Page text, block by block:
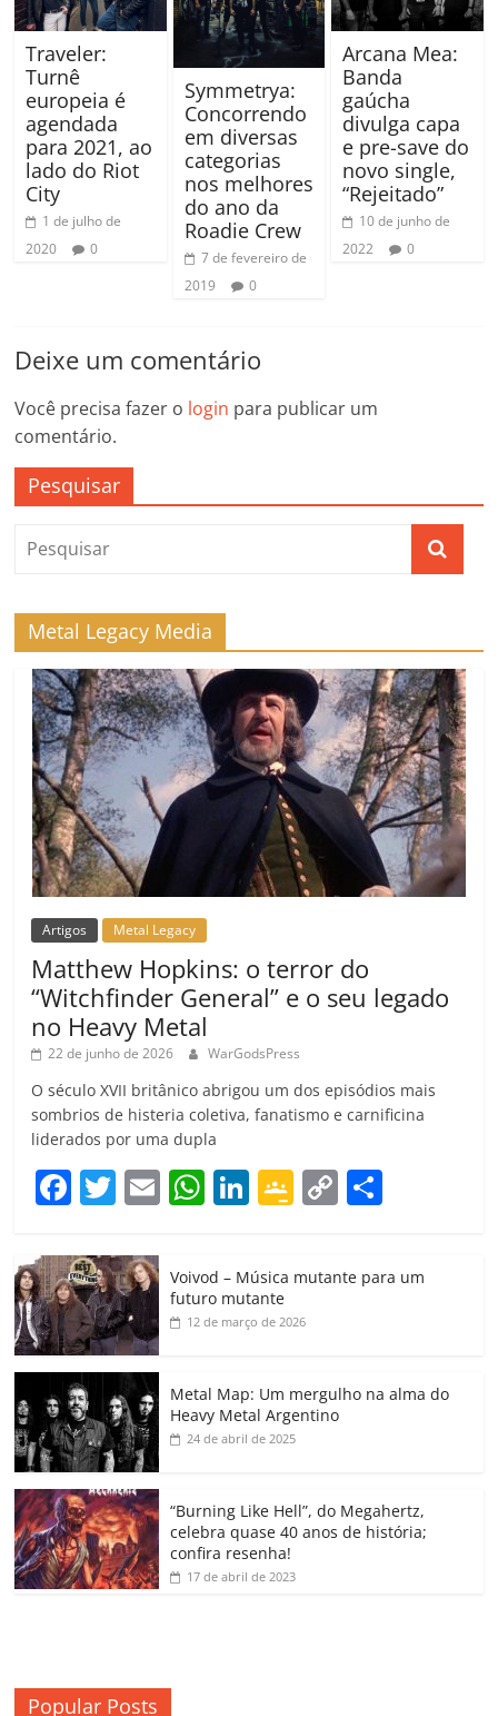
Traveler:
Turnê
europeia é
agendada
para 2021, ao
lado do Riot
City
1 de julho de
2020
0
Symmetrya:
Concorrendo
em diversas
categorias
nos melhores
do ano da
Roadie Crew
7 de fevereiro de
2019
0
Arcana Mea:
Banda
gaúcha
divulga capa
e pre-save do
novo single,
“Rejeitado”
10 de junho de
2022
0
Deixe um comentário
Você precisa fazer o login para publicar um
comentário.
Pesquisar
Metal Legacy Media
Artigos Metal Legacy
Matthew Hopkins: o terror do
“Witchfinder General” e o seu legado
no Heavy Metal
22 de junho de 2026 WarGodsPress
O século XVII britânico abrigou um dos episódios mais
sombrios de histeria coletiva, fanatismo e carnificina
liderados por uma dupla
F
c
e
b
o
o
k
T
itt
er
E
ai
W
at
s
A
p
Li
k
e
dI
G
gl
e
a
ss
o
m
C
y
k
p
h
Voivod – Música mutante para um
futuro mutante
12 de março de 2026
Metal Map: Um mergulho na alma do
Heavy Metal Argentino
24 de abril de 2025
“Burning Like Hell”, do Megahertz,
celebra quase 40 anos de história;
confira resenha!
17 de abril de 2023
Popular Posts